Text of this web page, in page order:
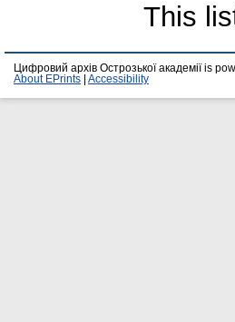
This
Цифровий архів Острозької академії is
About EPrints
Accessibility